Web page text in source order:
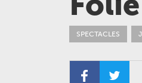
SPECTACLES